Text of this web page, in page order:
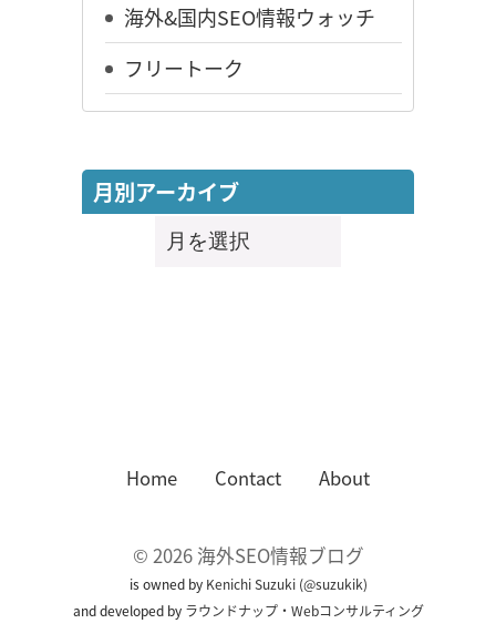
海外&国内SEO情報ウォッチ
フリートーク
月別アーカイブ
月
別
Home Contact About
© 2026 海外SEO情報ブログ
is owned by Kenichi Suzuki(@suzukik)
and developed by ラウンドナップ・Webコンサルティング